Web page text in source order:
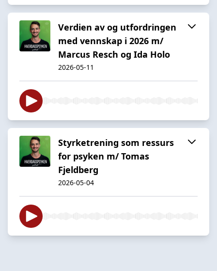
Verdien av og utfordringen
med vennskap i 2026 m/
Marcus Resch og Ida Holo
2026-05-11
Styrketrening som ressurs
for psyken m/ Tomas
Fjeldberg
2026-05-04